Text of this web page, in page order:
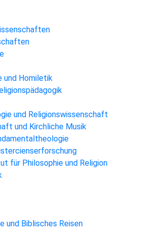
Homiletik
und Religionswissenschaft
und Kirchliche Musik
für Philosophie und Religion
und Biblisches Reisen